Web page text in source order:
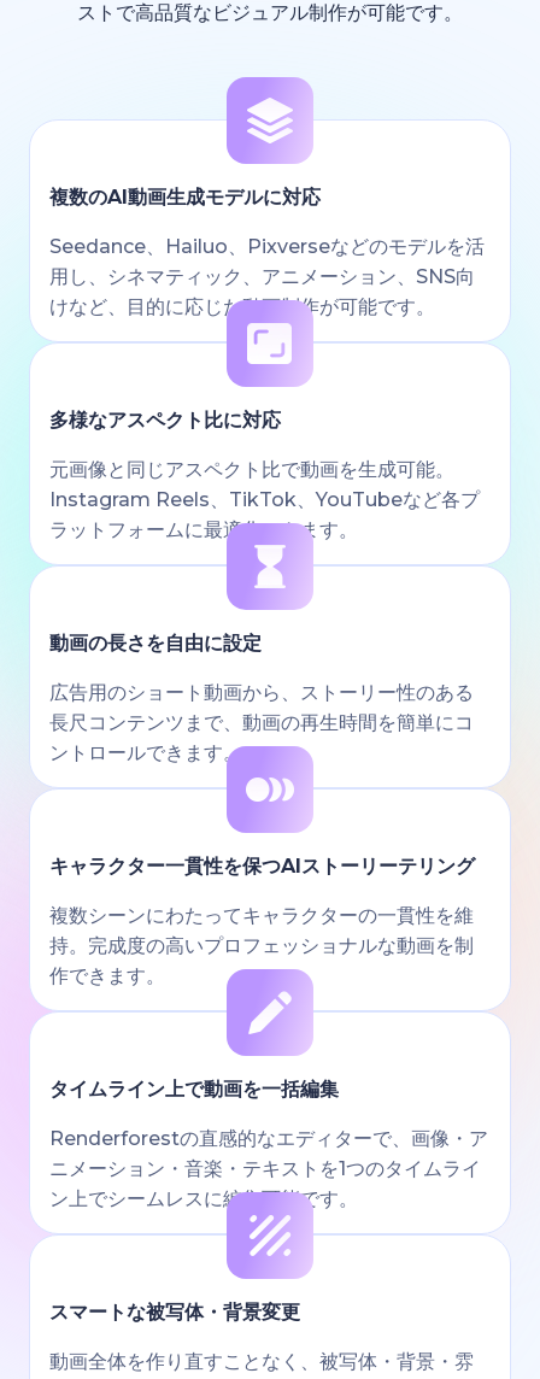
ストで高品質なビジュアル制作が可能です。
複数のAI動画生成モデルに対応
Seedance、Hailuo、Pixverseなどのモデルを活
用し、シネマティック、アニメーション、SNS向
けなど、目的に応じた動画制作が可能です。
多様なアスペクト比に対応
元画像と同じアスペクト比で動画を生成可能。
Instagram Reels、TikTok、YouTubeなど各プ
ラットフォームに最適化できます。
動画の長さを自由に設定
広告用のショート動画から、ストーリー性のある
長尺コンテンツまで、動画の再生時間を簡単にコ
ントロールできます。
キャラクター一貫性を保つAIストーリーテリング
複数シーンにわたってキャラクターの一貫性を維
持。完成度の高いプロフェッショナルな動画を制
作できます。
タイムライン上で動画を一括編集
Renderforestの直感的なエディターで、画像・ア
ニメーション・音楽・テキストを1つのタイムライ
ン上でシームレスに編集可能です。
スマートな被写体・背景変更
動画全体を作り直すことなく、被写体・背景・雰